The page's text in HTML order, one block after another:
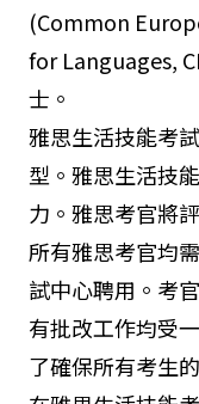
(Common
for Languages,
士。
雅思生活技能考
型。雅思生活技
力。雅思考官將
所有雅思考官均
試中心聘用。考
有批改工作均受
了確保所有考生